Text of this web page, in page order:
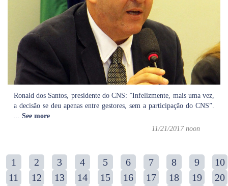
Ronald dos Santos, presidente do CNS: ”Infelizmente, mais uma vez,
a decisão se deu apenas entre gestores, sem a participação do CNS”.
See more
11/21/2017 noon
1 2 3 4 5 6 7 8 9
10
11
12 13 14 15 16 17 18 19
20